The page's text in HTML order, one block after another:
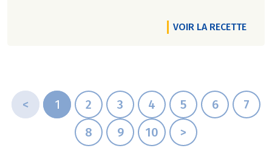
VOIR LA RECETTE
< 1 2 3 4 5 6
7
8
9 10 >